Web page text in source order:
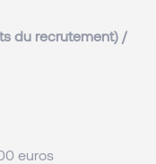
du recrutement) /
euros